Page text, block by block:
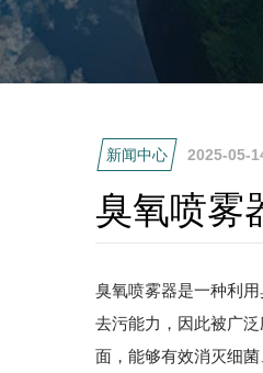
新闻中心 2025-05-
臭氧喷雾
臭氧喷雾器是一种利
去污能力，因此被广
面，能够有效消灭细菌